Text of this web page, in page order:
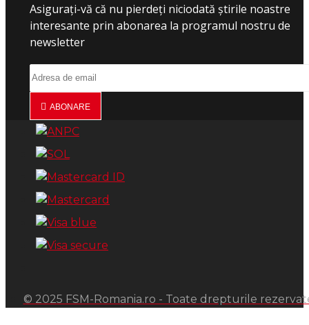
Asigurați-vă că nu pierdeți niciodată știrile noastre
interesante prin abonarea la programul nostru de
newsletter
ABONARE
© 2025 FSM-Romania.ro - Toate drepturile